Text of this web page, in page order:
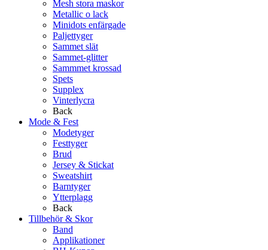
Mesh stora maskor
Metallic o lack
Minidots enfärgade
Paljettyger
Sammet slät
Sammet-glitter
Sammmet krossad
Spets
Supplex
Vinterlycra
Back
Mode & Fest
Modetyger
Festtyger
Brud
Jersey & Stickat
Sweatshirt
Barntyger
Ytterplagg
Back
Tillbehör & Skor
Band
Applikationer